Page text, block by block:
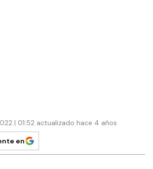
| 01:52 actualizado hace 4 años
en